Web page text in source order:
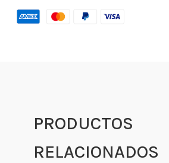
PRODUCTOS
RELACIONADOS